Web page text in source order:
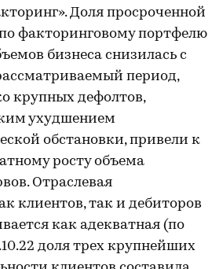
Доля просроченной
факторинговому портфелю
бизнеса снизилась с
период,
крупных дефолтов,
ухудшением
обстановки, привели к
росту объема
Отраслевая
клиентов, так и дебиторов
как адекватная (по
доля трех крупнейших